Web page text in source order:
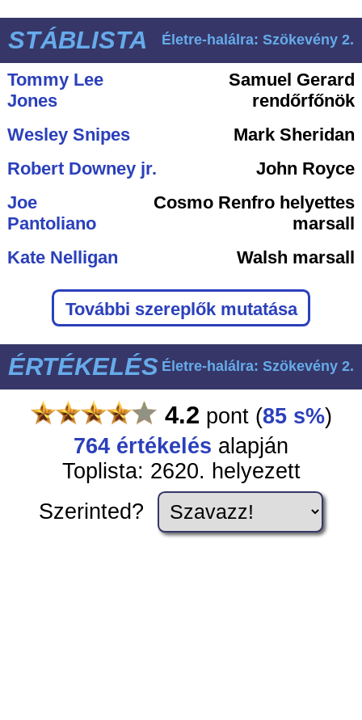
STÁBLISTA Életre-halálra: Szökevény 2.
Tommy Lee
Jones
Samuel Gerard
rendőrfőnök
Wesley Snipes
Mark Sheridan
Robert Downey jr.
John Royce
Joe
Pantoliano
Cosmo Renfro helyettes
marsall
Kate Nelligan
Walsh marsall
További szereplők mutatása
ÉRTÉKELÉS Életre-halálra: Szökevény 2.
4.2 pont (85 s%)
764 értékelés alapján
Toplista: 2620. helyezett
Szerinted?